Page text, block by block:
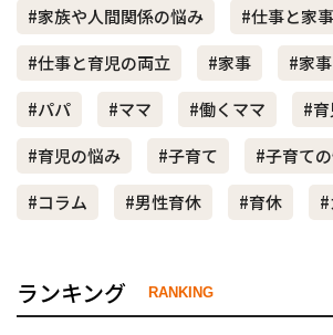
#家族や人間関係の悩み
#仕事と家
#仕事と育児の両立
#家事 #家
#パパ
#ママ #働くママ
#
#育児の悩み
#子育て
#子育て
#コラム
#男性育休 #育休
ランキング RANKING